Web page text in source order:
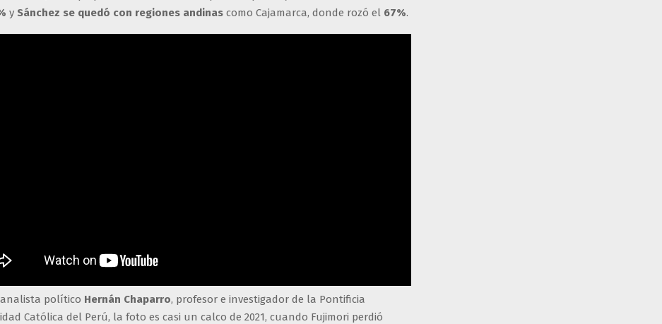
y Sánchez se quedó con regiones andinas como Cajamarca, donde rozó el 67%.
analista político Hernán Chaparro, profesor e investigador de la Pontificia
Católica del Perú, la foto es casi un calco de 2021, cuando Fujimori perdió